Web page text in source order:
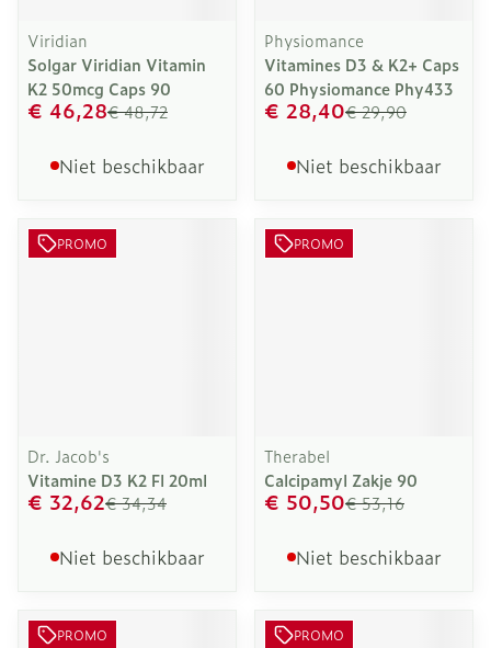
Viridian
Solgar Viridian Vitamin
K2 50mcg Caps 90
€ 48,72
€ 46,28
Niet beschikbaar
Physiomance
Vitamines D3 & K2+ Caps
60 Physiomance Phy433
€ 29,90
€ 28,40
Niet beschikbaar
PROMO
Dr. Jacob's
Vitamine D3 K2 Fl 20ml
€ 34,34
€ 32,62
Niet beschikbaar
PROMO
Therabel
Calcipamyl Zakje 90
€ 53,16
€ 50,50
Niet beschikbaar
PROMO PROMO